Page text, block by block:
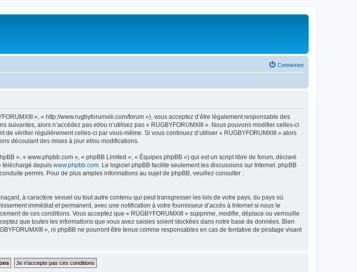
Connexion
», « http://www.rugbyforumxiii.com/forum »), vous acceptez d’être légalement responsable des
alors n’accédez pas et/ou n’utilisez pas « RUGBYFORUMXIII ». Nous pouvons modifier celles-ci
vérifier régulièrement celles-ci par vous-même. Si vous continuez d’utiliser « RUGBYFORUMXIII » alors
découlant des mises à jour et/ou modifications.
», « www.phpbb.com », « phpBB Limited », « Équipes phpBB ») qui est un script libre de forum, déclaré
téléchargé depuis www.phpbb.com . Le logiciel phpBB facilite seulement les discussions sur Internet. phpBB
permis. Pour de plus amples informations au sujet de phpBB, veuillez consulter :
à caractère sexuel ou tout autre contenu qui peut transgresser les lois de votre pays, du pays où
immédiat et permanent, avec une notification à votre fournisseur d’accès à Internet si nous le
de ces conditions. Vous acceptez que « RUGBYFORUMXIII » supprime, modifie, déplace ou verrouille
que toutes les informations que vous avez saisies soient stockées dans notre base de données. Bien
», ni phpBB ne pourront être tenus comme responsables en cas de tentative de piratage visant